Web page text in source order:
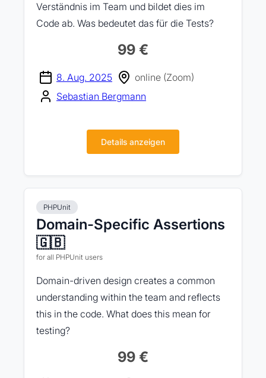
Verständnis im Team und bildet dies im
Code ab. Was bedeutet das für die Tests?
99 €
8. Aug. 2025
online (Zoom)
Sebastian Bergmann
Details anzeigen
PHPUnit
Domain-Specific Assertions
🇬🇧
for all PHPUnit users
Domain-driven design creates a common
understanding within the team and reflects
this in the code. What does this mean for
testing?
99 €